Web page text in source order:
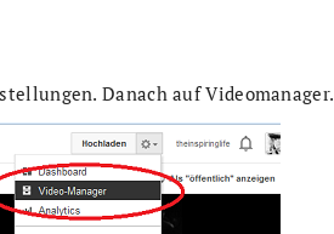
Danach auf Videomanager.